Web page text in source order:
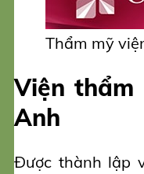
Thẩm mỹ
Viện thẩm
Anh
Được thành lập